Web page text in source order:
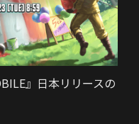
』日本リリースの